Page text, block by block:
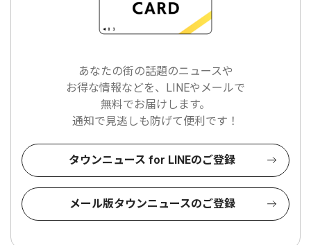
あなたの街の話題のニュースや
お得な情報などを、LINEやメールで
無料でお届けします。
通知で見逃しも防げて便利です！
タウンニュース for LINEのご登録
メール版タウンニュースのご登録